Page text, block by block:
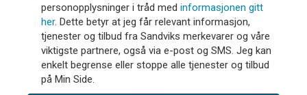
personopplysninger i tråd med informasjonen gitt
her. Dette betyr at jeg får relevant informasjon,
tjenester og tilbud fra Sandviks merkevarer og våre
viktigste partnere, også via e-post og SMS. Jeg kan
enkelt begrense eller stoppe alle tjenester og tilbud
på Min Side.